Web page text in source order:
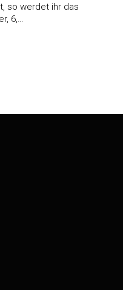
so werdet ihr das
6,…